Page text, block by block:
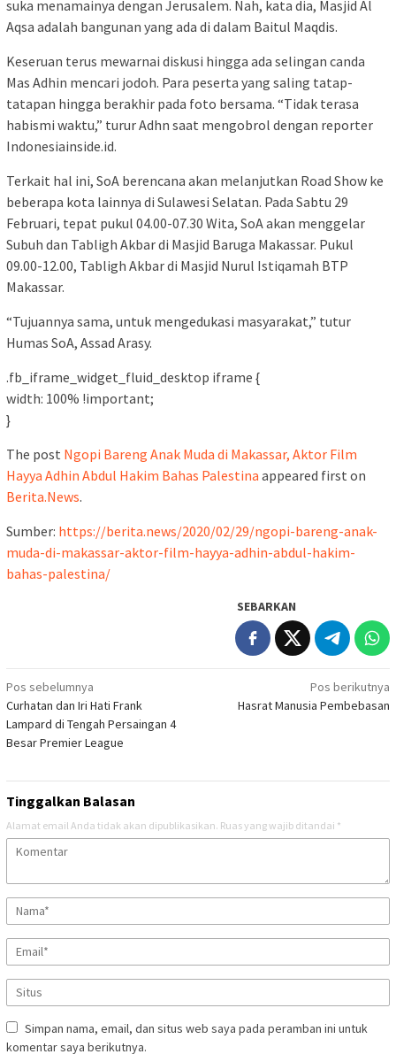
suka menamainya dengan Jerusalem. Nah, kata dia, Masjid Al
Aqsa adalah bangunan yang ada di dalam Baitul Maqdis.
Keseruan terus mewarnai diskusi hingga ada selingan canda
Mas Adhin mencari jodoh. Para peserta yang saling tatap-
tatapan hingga berakhir pada foto bersama. “Tidak terasa
habismi waktu,” turur Adhn saat mengobrol dengan reporter
Indonesiainside.id.
Terkait hal ini, SoA berencana akan melanjutkan Road Show ke
beberapa kota lainnya di Sulawesi Selatan. Pada Sabtu 29
Februari, tepat pukul 04.00-07.30 Wita, SoA akan menggelar
Subuh dan Tabligh Akbar di Masjid Baruga Makassar. Pukul
09.00-12.00, Tabligh Akbar di Masjid Nurul Istiqamah BTP
Makassar.
“Tujuannya sama, untuk mengedukasi masyarakat,” tutur
Humas SoA, Assad Arasy.
.fb_iframe_widget_fluid_desktop iframe {
width: 100% !important;
}
The post Ngopi Bareng Anak Muda di Makassar, Aktor Film
Hayya Adhin Abdul Hakim Bahas Palestina appeared first on
Berita.News.
Sumber: https://berita.news/2020/02/29/ngopi-bareng-anak-
muda-di-makassar-aktor-film-hayya-adhin-abdul-hakim-
bahas-palestina/
SEBARKAN
Navigasi
pos
Pos sebelumnya
Curhatan dan Iri Hati Frank
Lampard di Tengah Persaingan 4
Besar Premier League
Pos berikutnya
Hasrat Manusia Pembebasan
Tinggalkan Balasan
Alamat email Anda tidak akan dipublikasikan. Ruas yang wajib ditandai *
Simpan nama, email, dan situs web saya pada peramban ini untuk
komentar saya berikutnya.